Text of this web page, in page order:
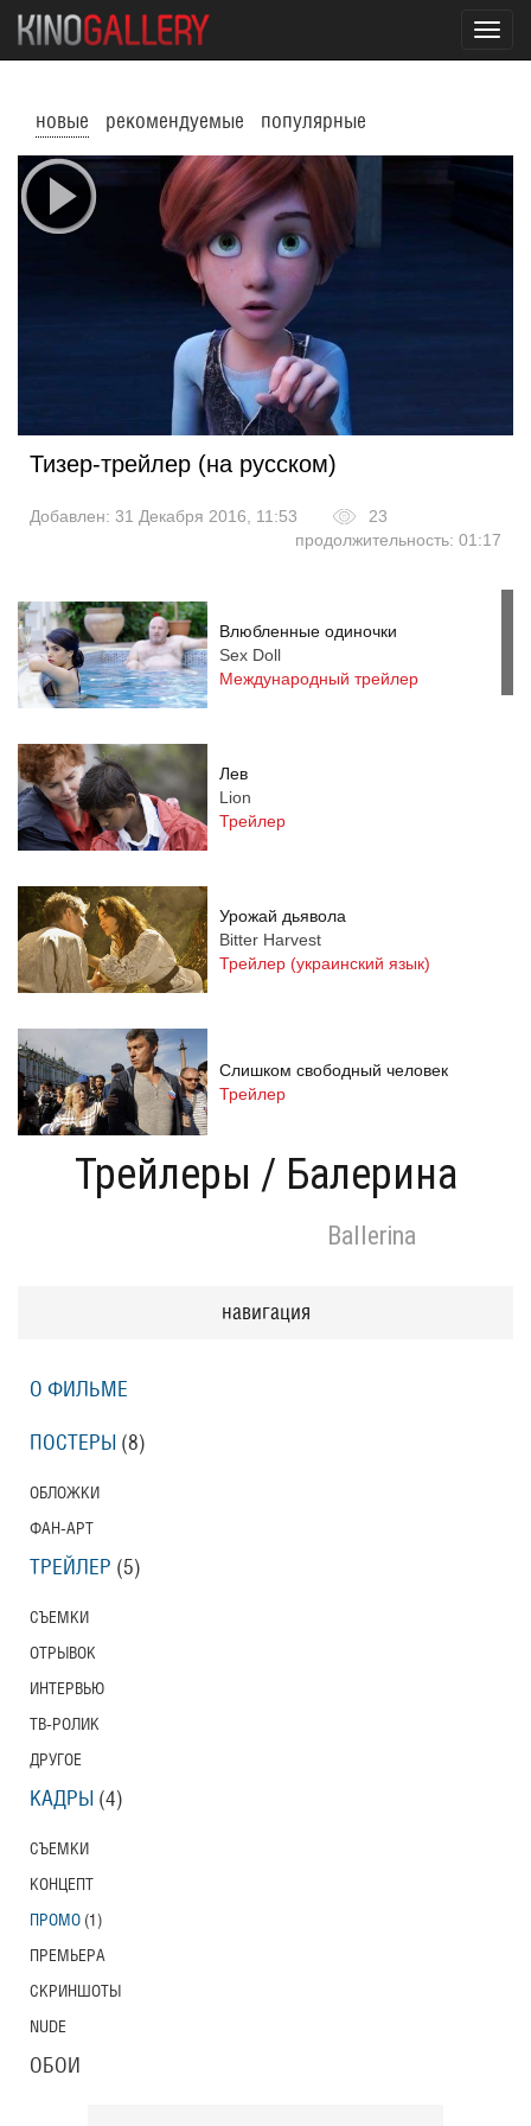
Трейлеры / Балерина
Ballerina
новые рекомендуемые популярные
Тизер-трейлер (на русском)
Добавлен: 31 Декабря 2016, 11:53
23
продолжительность: 01:17
Влюбленные одиночки
Sex Doll
Международный трейлер
Лев
Lion
Трейлер
Урожай дьявола
Bitter Harvest
Трейлер (украинский язык)
Слишком свободный человек
Трейлер
навигация
О ФИЛЬМЕ
ПОСТЕРЫ (8)
ОБЛОЖКИ
ФАН-АРТ
ТРЕЙЛЕР (5)
СЪЕМКИ
ОТРЫВОК
ИНТЕРВЬЮ
ТВ-РОЛИК
ДРУГОЕ
КАДРЫ (4)
СЪЕМКИ
КОНЦЕПТ
ПРОМО (1)
ПРЕМЬЕРА
СКРИНШОТЫ
NUDE
ОБОИ